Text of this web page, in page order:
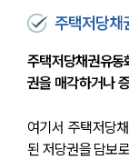
주택저당
주택저당채권유
권을 매각하거나
여기서 주택저당
된 저당권을 담보